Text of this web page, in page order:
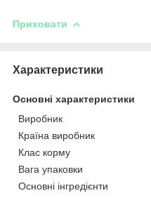
Приховати
Характеристики
Основні характеристики
Виробник
Країна виробник
Клас корму
Вага упаковки
Основні інгредієнти